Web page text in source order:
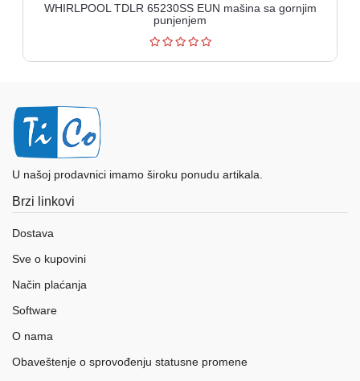
WHIRLPOOL TDLR 65230SS EUN mašina sa gornjim
punjenjem
U našoj prodavnici imamo široku ponudu artikala.
Brzi linkovi
Dostava
Sve o kupovini
Način plaćanja
Software
O nama
Obaveštenje o sprovođenju statusne promene